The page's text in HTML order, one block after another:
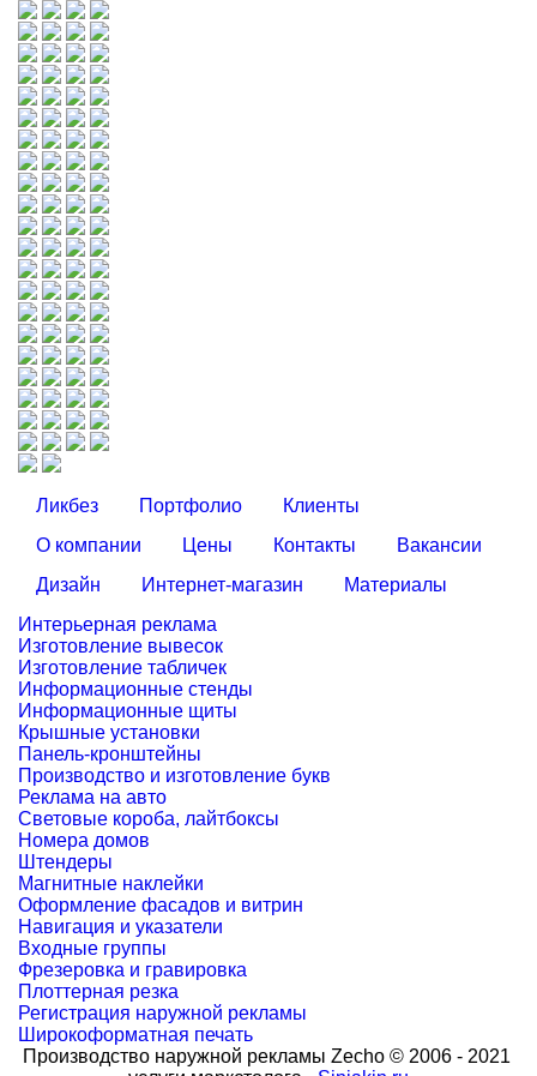
Ликбез Портфолио
Клиенты
О компании
Цены Контакты
Вакансии
Дизайн
Интернет-магазин
Материалы
Интерьерная реклама
Изготовление вывесок
Изготовление табличек
Информационные стенды
Информационные щиты
Крышные установки
Панель-кронштейны
Производство и изготовление букв
Реклама на авто
Световые короба, лайтбоксы
Номера домов
Штендеры
Магнитные наклейки
Оформление фасадов и витрин
Навигация и указатели
Входные группы
Фрезеровка и гравировка
Плоттерная резка
Регистрация наружной рекламы
Широкоформатная печать
Производство наружной рекламы Zecho © 2006 - 2021